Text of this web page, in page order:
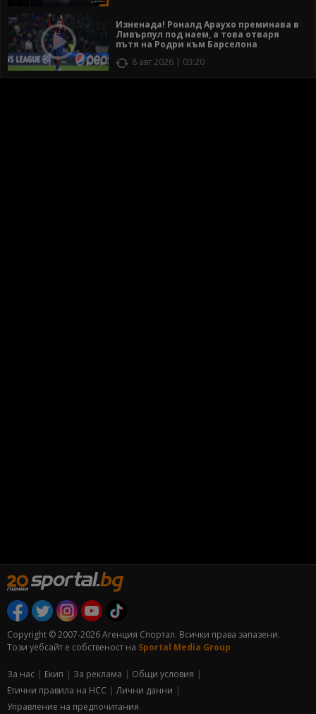
Изненада! Роналд Араухо преминава в
Ливърпул под наем, а това отваря
пътя на Родри към Барселона
8 авг 2026 | 03:20
Copyright © 2007-2026 Агенция Спортал. Всички права запазени.
Този уебсайт е собственост на Sportal Media Group
За нас Екип За рекламa
Общи условия
Етични правила на НСС
Лични данни
Управление на предпочитания